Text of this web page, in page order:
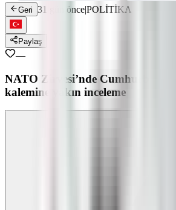
Geri 31 gün önce|POLİTİKA
Paylaş
—
NATO Zirvesi’nde
kalemine yakın inceleme